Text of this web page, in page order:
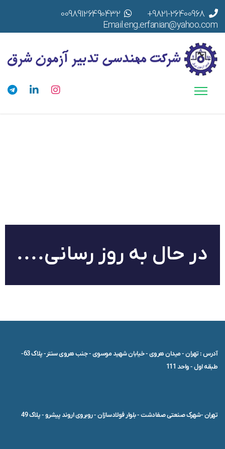
9821-26400968+
00989126490432
Email:eng.erfanian@yahoo.com
در حال به روز رسانی....
آدرس : تهران - میدان هروی - خیابان شهید موسوی - جنب هروی سنتر- پلاک 63-
طبقه اول - واحد 111
تهران -شهرک صنعتی صفادشت - بلوار فولادسازان - روبروی اروند پیشرو - پلاک 49